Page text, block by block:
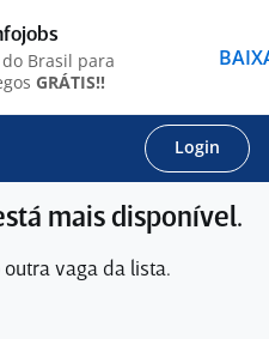
Login
mais disponível.
outra vaga da lista.
do Brasil para
GRÁTIS!!